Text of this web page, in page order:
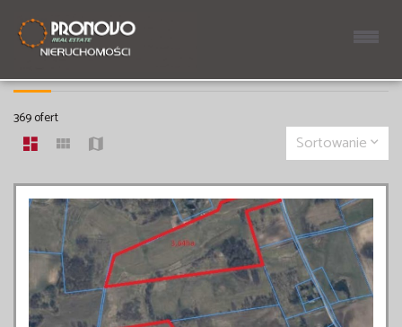
DZIAŁKI NA SPRZEDAŻ
369 ofert
Sortowanie